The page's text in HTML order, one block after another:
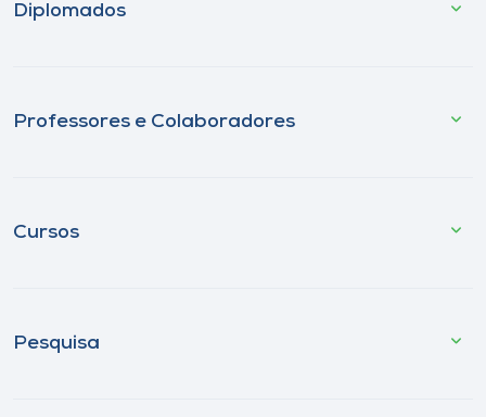
Diplomados
Professores e Colaboradores
Cursos
Pesquisa